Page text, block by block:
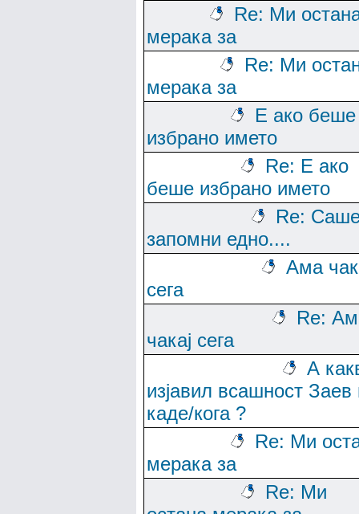
Re: Ми
мерака за
Re: Ми
мерака за
Е ако беше
избрано името
Re: Е ако
беше избрано името
Re:
запомни едно....
Ама
сега
Re:
чакај сега
А
изјавил всашност Заев
каде/кога ?
Re: Ми
мерака за
Re: Ми